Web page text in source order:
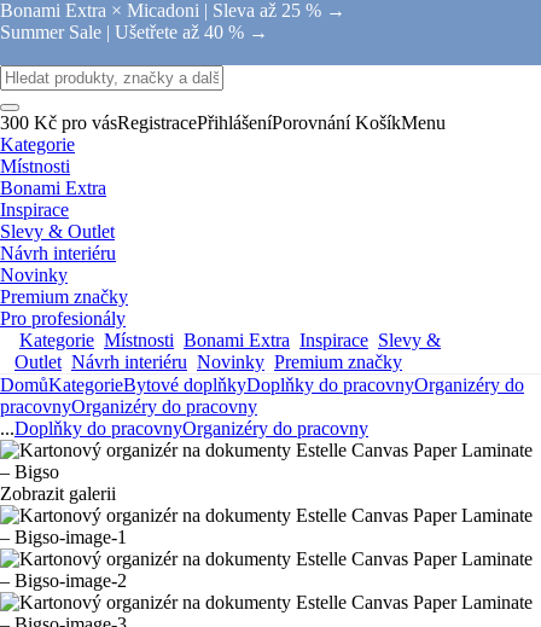
Bonami Extra × Micadoni | Sleva až 25 % →
Summer Sale | Ušetřete až 40 % →
300 Kč pro vásRegistracePřihlášeníPorovnání KošíkMenu
Kategorie
Místnosti
Bonami Extra
Inspirace
Slevy & Outlet
Návrh interiéru
Novinky
Premium značky
Pro profesionály
Kategorie Místnosti Bonami Extra Inspirace Slevy &
Outlet Návrh interiéru Novinky Premium značky
DomůKategorieBytové doplňkyDoplňky do pracovnyOrganizéry do
pracovnyOrganizéry do pracovny
...Doplňky do pracovnyOrganizéry do pracovny
Zobrazit galerii